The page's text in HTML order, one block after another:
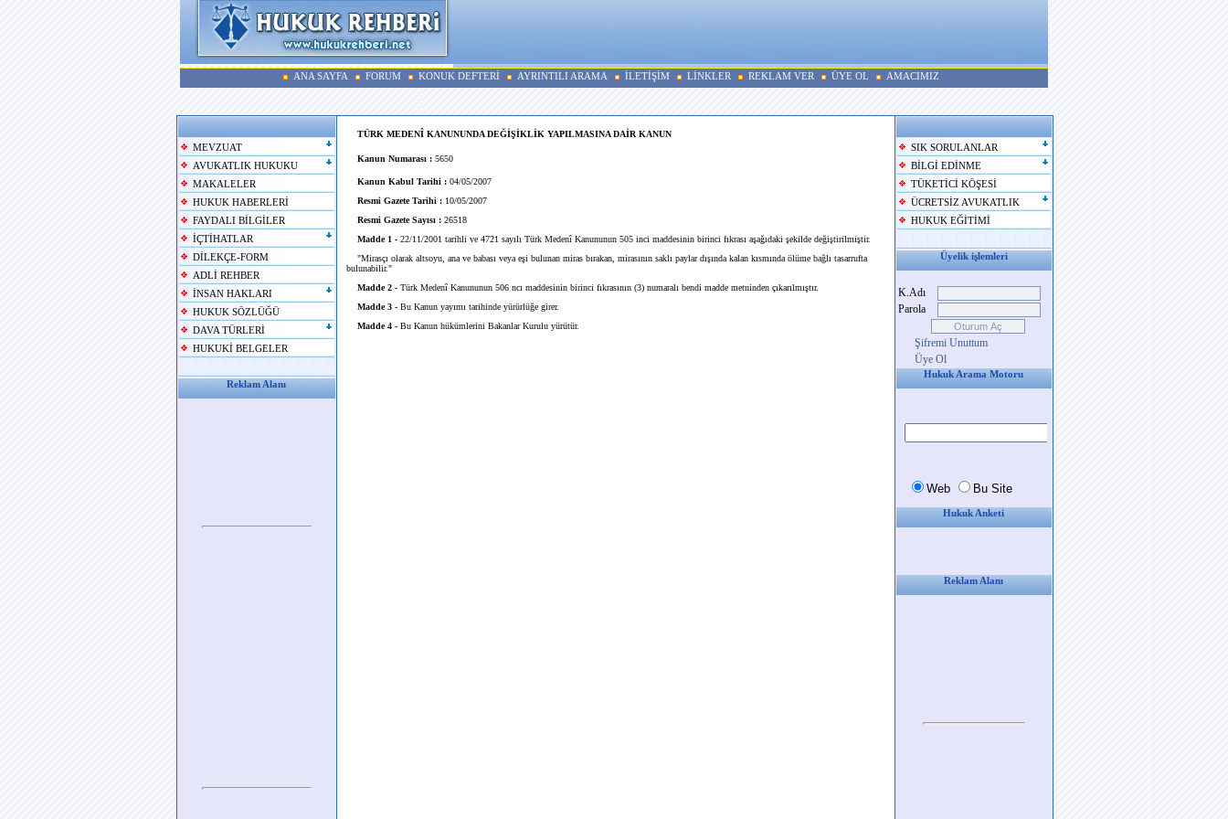
ANA SAYFA FORUM KONUK DEFTERİ AYRINTILI ARAMA İLETİŞİM LİNKLER REKLAM VER ÜYE OL AMACIMIZ
MEVZUAT
AVUKATLIK HUKUKU
MAKALELER
HUKUK HABERLERİ
FAYDALI BİLGİLER
İÇTİHATLAR
DİLEKÇE-FORM
ADLİ REHBER
İNSAN HAKLARI
HUKUK SÖZLÜĞÜ
DAVA TÜRLERİ
HUKUKİ BELGELER
Reklam Alanı
TÜRK MEDENÎ KANUNUNDA DEĞİŞİKLİK YAPILMASINA DAİR KANUN
Kanun Numarası : 5650
Kanun Kabul Tarihi : 04/05/2007
Resmi Gazete Tarihi : 10/05/2007
Resmi Gazete Sayısı : 26518
Madde 1 - 22/11/2001 tarihli ve 4721 sayılı Türk Medenî Kanununun 505 inci maddesinin birinci fıkrası aşağıdaki şekilde değiştirilmiştir.
"Mirasçı olarak altsoyu, ana ve babası veya eşi bulunan miras bırakan, mirasının saklı paylar dışında kalan kısmında ölüme bağlı tasarrufta
bulunabilir."
Madde 2 - Türk Medenî Kanununun 506 ncı maddesinin birinci fıkrasının (3) numaralı bendi madde metninden çıkarılmıştır.
Madde 3 - Bu Kanun yayımı tarihinde yürürlüğe girer.
Madde 4 - Bu Kanun hükümlerini Bakanlar Kurulu yürütür.
SIK SORULANLAR
BİLGİ EDİNME
TÜKETİCİ KÖŞESİ
ÜCRETSİZ AVUKATLIK
HUKUK EĞİTİMİ
Üyelik işlemleri
K.Adı
Parola
Şifremi Unuttum
Üye Ol
Hukuk Arama Motoru
Hukuk Anketi
Reklam Alanı